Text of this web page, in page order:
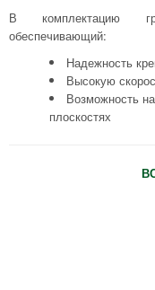
В комплектацию
обеспечивающий:
Надежность
Высокую
Возможность
плоскостях